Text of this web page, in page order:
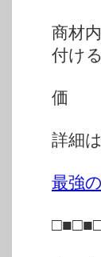
商材
付け
価
詳細
最強